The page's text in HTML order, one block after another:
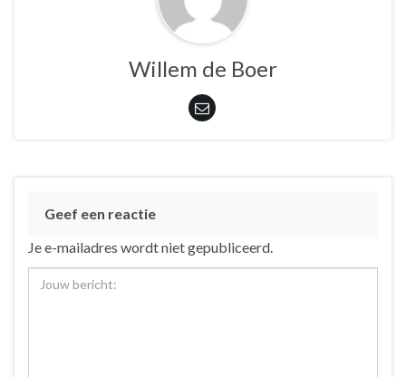
Willem de Boer
Geef een reactie
Je e-mailadres wordt niet gepubliceerd.